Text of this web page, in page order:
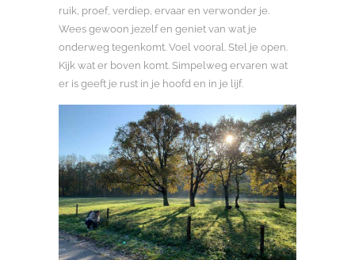
ruik, proef, verdiep, ervaar en verwonder je.
Wees gewoon jezelf en geniet van wat je
onderweg tegenkomt. Voel vooral. Stel je open.
Kijk wat er boven komt. Simpelweg ervaren wat
er is geeft je rust in je hoofd en in je lijf.